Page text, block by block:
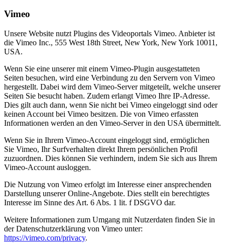
Vimeo
Unsere Website nutzt Plugins des Videoportals Vimeo. Anbieter ist
die Vimeo Inc., 555 West 18th Street, New York, New York 10011,
USA.
Wenn Sie eine unserer mit einem Vimeo-Plugin ausgestatteten
Seiten besuchen, wird eine Verbindung zu den Servern von Vimeo
hergestellt. Dabei wird dem Vimeo-Server mitgeteilt, welche unserer
Seiten Sie besucht haben. Zudem erlangt Vimeo Ihre IP-Adresse.
Dies gilt auch dann, wenn Sie nicht bei Vimeo eingeloggt sind oder
keinen Account bei Vimeo besitzen. Die von Vimeo erfassten
Informationen werden an den Vimeo-Server in den USA übermittelt.
Wenn Sie in Ihrem Vimeo-Account eingeloggt sind, ermöglichen
Sie Vimeo, Ihr Surfverhalten direkt Ihrem persönlichen Profil
zuzuordnen. Dies können Sie verhindern, indem Sie sich aus Ihrem
Vimeo-Account ausloggen.
Die Nutzung von Vimeo erfolgt im Interesse einer ansprechenden
Darstellung unserer Online-Angebote. Dies stellt ein berechtigtes
Interesse im Sinne des Art. 6 Abs. 1 lit. f DSGVO dar.
Weitere Informationen zum Umgang mit Nutzerdaten finden Sie in
der Datenschutzerklärung von Vimeo unter:
https://vimeo.com/privacy.